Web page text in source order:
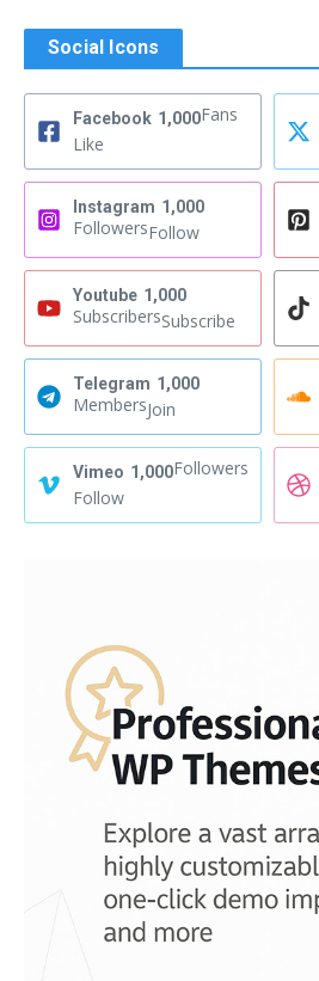
Social Icons
Facebook 1,000Fans
Like
Instagram 1,000
FollowersFollow
Youtube 1,000
SubscribersSubscribe
Telegram 1,000
MembersJoin
Vimeo 1,000Followers
Follow